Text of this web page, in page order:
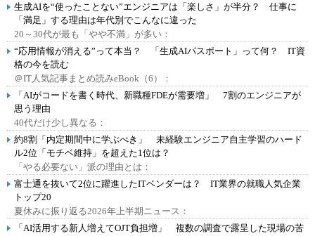
生成AIを“使ったことない”エンジニアは「楽しさ」が半分？ 仕事に
「満足」する理由は年代別でこんなに違った
20～30代が最も「やや不満」が多い：
“応用情報が消える”って本当？ 「生成AIパスポート」って何？ IT資
格の今を読む
＠IT人気記事まとめ読みeBook（6）：
「AIがコードを書く時代、新職種FDEが需要増」 7割のエンジニアが
思う理由
40代だけ少し異なる：
約8割「内定期間中に学ぶべき」 未経験エンジニア自主学習のハード
ル2位「モチベ維持」を超えた1位は？
「やる必要ない」派の理由とは：
富士通を抜いて2位に躍進したITベンダーは？ IT業界の就職人気企業
トップ20
夏休みに振り返る2026年上半期ニュース：
「AI活用する新人増えてOJT負担増」 複数の調査で露呈した現場の苦